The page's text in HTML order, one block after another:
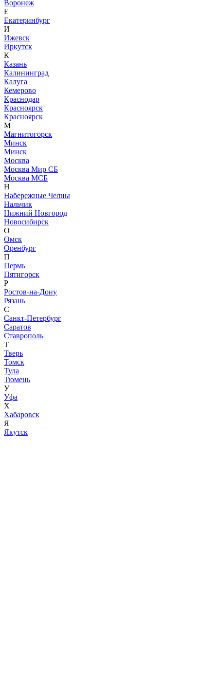
Воронеж
Е
Екатеринбург
И
Ижевск
Иркутск
К
Казань
Калининград
Калуга
Кемерово
Краснодар
Красноярск
Красноярск
М
Магнитогорск
Минск
Минск
Москва
Москва Мир СБ
Москва МСБ
Н
Набережные Челны
Нальчик
Нижний Новгород
Новосибирск
О
Омск
Оренбург
П
Пермь
Пятигорск
Р
Ростов-на-Дону
Рязань
С
Санкт-Петербург
Саратов
Ставрополь
Т
Тверь
Томск
Тула
Тюмень
У
Уфа
Х
Хабаровск
Я
Якутск